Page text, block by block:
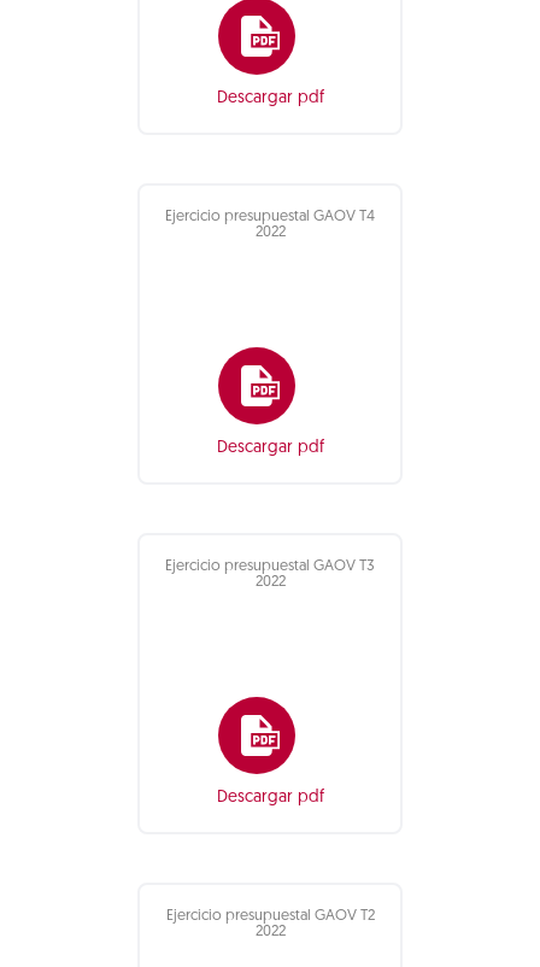
Descargar pdf
Ejercicio presupuestal GAOV T4
2022
Descargar pdf
Ejercicio presupuestal GAOV T3
2022
Descargar pdf
Ejercicio presupuestal GAOV T2
2022